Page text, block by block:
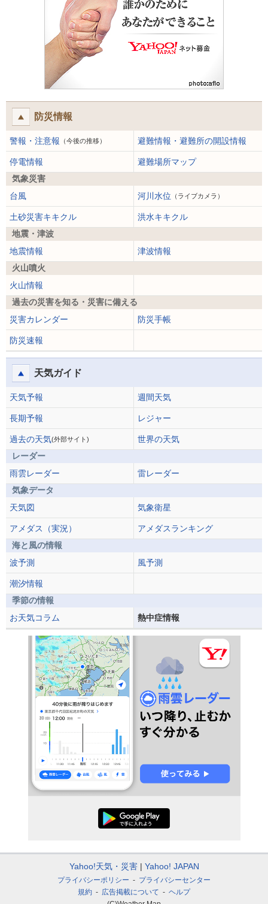
防災情報
警報・注意報 （今後の推移） 避難情報・避難所の開設情報
停電情報
避難場所マップ
気象災害
台風
河川水位 （ライブカメラ）
土砂災害キキクル
洪水キキクル
地震・津波
地震情報
津波情報
火山噴火
火山情報
過去の災害を知る・災害に備える
災害カレンダー
防災手帳
防災速報
天気ガイド
天気予報 週間天気
長期予報 レジャー
過去の天気(外部サイト)
世界の天気
レーダー
雨雲レーダー
雷レーダー
気象データ
天気図
気象衛星
アメダス（実況）
アメダスランキング
海と風の情報
波予測
風予測
潮汐情報
季節の情報
お天気コラム
熱中症情報
Yahoo!天気・災害 Yahoo! JAPAN
プライバシーポリシー
プライバシーセンター
規約
広告掲載について
ヘルプ